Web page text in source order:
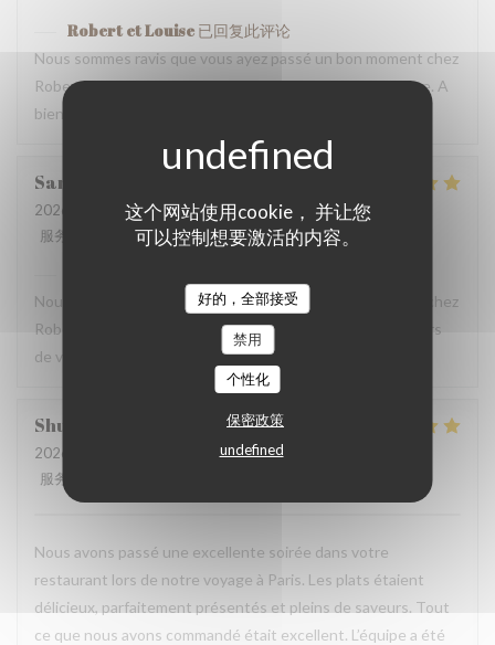
这个网站使用cookie， 并让您
可以控制想要激活的内容。
好的，全部接受
禁用
个性化
保密政策
undefined
Robert et Louise 已回复此评论
Nous sommes ravis que vous ayez passé un bon moment chez
Robert et Louise, Et vous remercions pour votre message. A
bientôt ?
Sam
2026-07-17
- 17:45 - 来宾 2
服务
氛围:5/5 菜单: 5/5 质价比:4/5
Nous sommes ravis que vous ayez passé un bon moment chez
Robert et Louise, que nous serons heureux de rééditer lors
de votre prochain passage.
Shunkuei
2026-07-16
- 19:30 - 来宾 2
服务
Nous avons passé une excellente soirée dans votre
restaurant lors de notre voyage à Paris. Les plats étaient
délicieux, parfaitement présentés et pleins de saveurs. Tout
ce que nous avons commandé était excellent. L’équipe a été